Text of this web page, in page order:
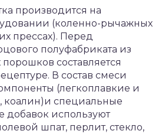
производится на
(коленно-рычажных
прессах). Перед
полуфабриката из
составляется
В состав смеси
(легкоплавкие и
коалин)и специальные
добавок используют
шпат, перлит, стекло,